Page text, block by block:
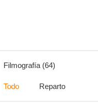
Filmografía (64)
Todo Reparto